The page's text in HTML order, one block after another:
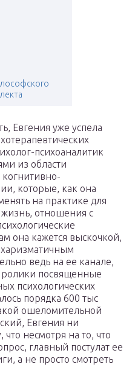
Евгения уже успела
психоаналитик
из области
когнитивно-
которые, как она
на практике для
отношения с
она кажется выскочкой,
ведь на ее канале,
ролики посвященные
психологических
порядка 600 тыс
ошеломительной
Евгения ни
несмотря на то, что
главный постулат ее
а не просто смотреть